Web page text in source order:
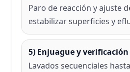
Paro de reacción y ajuste
estabilizar superficies y
5) Enjuague y verificación
Lavados secuenciales